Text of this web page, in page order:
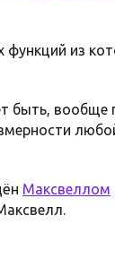
из
быть, вообще
Максвеллом